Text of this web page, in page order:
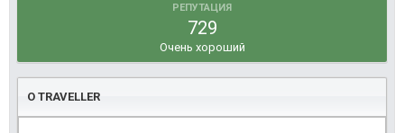
РЕПУТАЦИЯ
729
Очень хороший
О TRAVELLER